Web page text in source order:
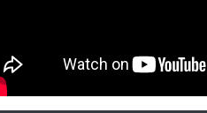
NYXmag 2. Yaş Kutlama Etkinliği